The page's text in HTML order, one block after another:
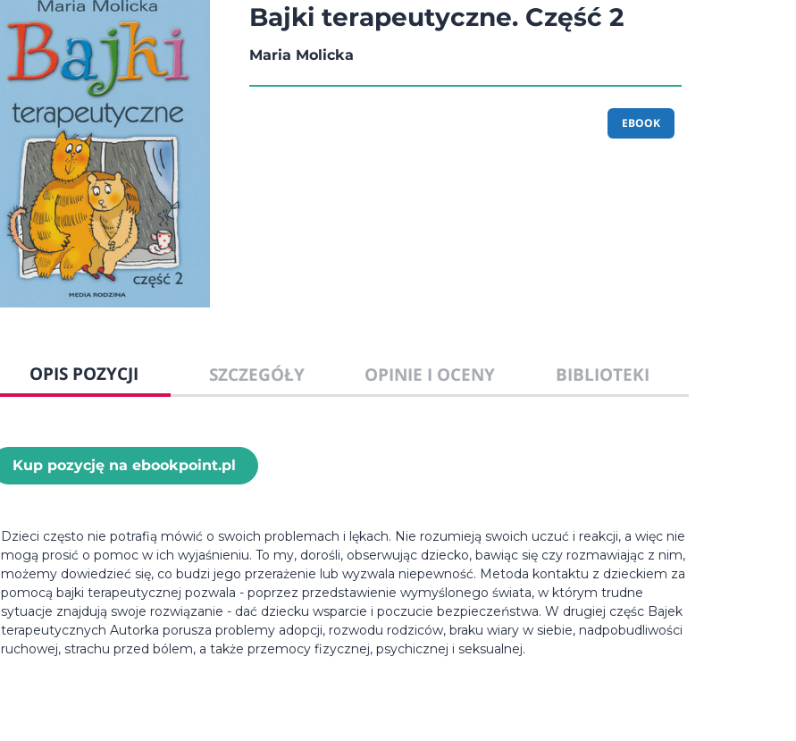
Bajki terapeutyczne. Część 2
Maria Molicka
EBOOK
OPIS POZYCJI SZCZEGÓŁY OPINIE I OCENY BIBLIOTEKI
Kup pozycję na ebookpoint.pl
Dzieci często nie potrafią mówić o swoich problemach i lękach. Nie rozumieją swoich uczuć i reakcji, a więc nie
mogą prosić o pomoc w ich wyjaśnieniu. To my, dorośli, obserwując dziecko, bawiąc się czy rozmawiając z nim,
możemy dowiedzieć się, co budzi jego przerażenie lub wyzwala niepewność. Metoda kontaktu z dzieckiem za
pomocą bajki terapeutycznej pozwala - poprzez przedstawienie wymyślonego świata, w którym trudne
sytuacje znajdują swoje rozwiązanie - dać dziecku wsparcie i poczucie bezpieczeństwa. W drugiej częśc Bajek
terapeutycznych Autorka porusza problemy adopcji, rozwodu rodziców, braku wiary w siebie, nadpobudliwości
ruchowej, strachu przed bólem, a także przemocy fizycznej, psychicznej i seksualnej.